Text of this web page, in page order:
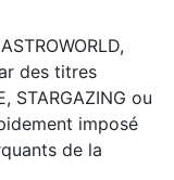
des titres
STARGAZING ou
imposé
de la